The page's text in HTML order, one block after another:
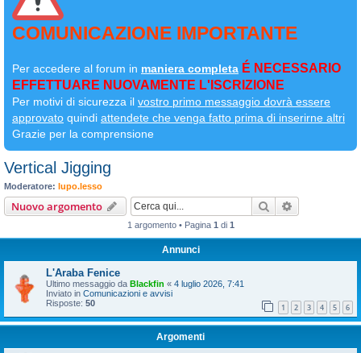
COMUNICAZIONE IMPORTANTE
Per accedere al forum in maniera completa É NECESSARIO
EFFETTUARE NUOVAMENTE L'ISCRIZIONE
Per motivi di sicurezza il vostro primo messaggio dovrà essere
approvato quindi attendete che venga fatto prima di inserirne altri
Grazie per la comprensione
Vertical Jigging
Moderatore: lupo.lesso
Nuovo argomento Cerca
1 argomento • Pagina 1 di 1
Annunci
L'Araba Fenice
Ultimo messaggio da Blackfin « 4 luglio 2026, 7:41
Inviato in Comunicazioni e avvisi
Risposte: 50 1 2 3 4 5 6
Argomenti